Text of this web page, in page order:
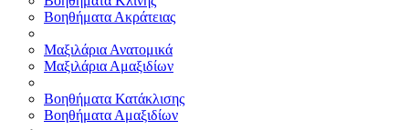
Βοηθήματα Ακράτειας
Μαξιλάρια Ανατομικά
Μαξιλάρια Αμαξιδίων
Βοηθήματα Κατάκλισης
Βοηθήματα Αμαξιδίων